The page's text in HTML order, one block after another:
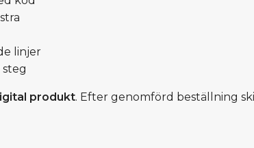
linjer
steg
produkt. Efter genomförd beställning